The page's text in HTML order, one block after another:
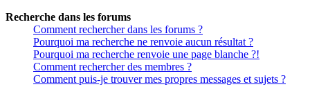
Recherche dans les forums
Comment rechercher dans les forums ?
Pourquoi ma recherche ne renvoie aucun résultat ?
Pourquoi ma recherche renvoie une page blanche ?!
Comment rechercher des membres ?
Comment puis-je trouver mes propres messages et sujets ?